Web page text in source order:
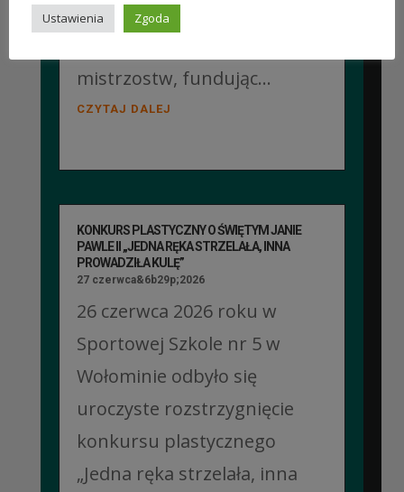
Instytutu Papieża Jana Pawła
mistrzostw, fundując...
CZYTAJ DALEJ
KONKURS PLASTYCZNY O ŚWIĘTYM JANIE
PAWLE II „JEDNA RĘKA STRZELAŁA, INNA
PROWADZIŁA KULĘ”
27 czerwca&6b29p;2026
26 czerwca 2026 roku w
Sportowej Szkole nr 5 w
Wołominie odbyło się
uroczyste rozstrzygnięcie
konkursu plastycznego
„Jedna ręka strzelała, inna
Ustawienia Zgoda